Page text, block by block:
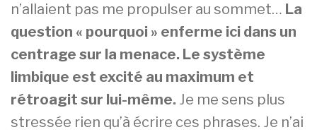
n’allaient pas me propulser au sommet… La
question « pourquoi » enferme ici dans un
centrage sur la menace. Le système
limbique est excité au maximum et
rétroagit sur lui-même. Je me sens plus
stressée rien qu’à écrire ces phrases. Je n’ai